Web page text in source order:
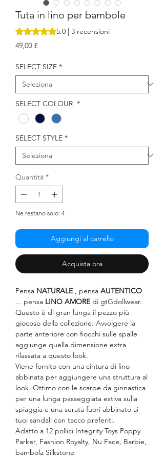
Tuta in lino per bambole
Sulla base di 3 recensioni, la
5.0 | 3 recensioni
49,00 £Prezzo
SELECT SIZE *
SELECT COLOUR *
SELECT STYLE *
Quantità *
Ne restano solo: 4
Aggiungi al carrello
Acquista ora
Pensa NATURALE, pensa AUTENTICO
... pensa LINO AMOREdi gtGdollwear.
Questo è di gran lunga il pezzo più
giocoso della collezione. Avvolgere la
parte anteriore con fiocchi sulle spalle
aggiunge quella dimensione extra
rilassata a questo look.
Viene fornito con una cintura di lino
abbinata per aggiungere una struttura al
look. Ottimo con le scarpe da ginnastica
per una lunga passeggiata estiva sulla
spiaggia e una serata fuori abbinato ai
tuoi sandali con tacco preferiti.
Adatto a 12 pollici Integrity Toys Poppy
Parker, Fashion Royalty, Nu Face, Barbie,
bambola Silkstone